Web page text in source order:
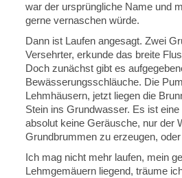
war der ursprüngliche Name und
gerne vernaschen würde.
Dann ist Laufen angesagt. Zwei
Versehrter, erkunde das breite
Doch zunächst gibt es
Bewässerungsschläuche. Die
Lehmhäusern, jetzt liegen die
Stein ins Grundwasser. Es ist
absolut keine Geräusche, nur der
Grundbrummen zu erzeugen,
Ich mag nicht mehr laufen, mein
Lehmgemäuern liegend, träume